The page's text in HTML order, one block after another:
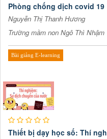
Phòng chống dịch covid 19
Nguyễn Thị Thanh Hương
Trường mầm non Ngô Thì Nhậm
Bài giảng E-learning
Thiết bị dạy học số: Thí